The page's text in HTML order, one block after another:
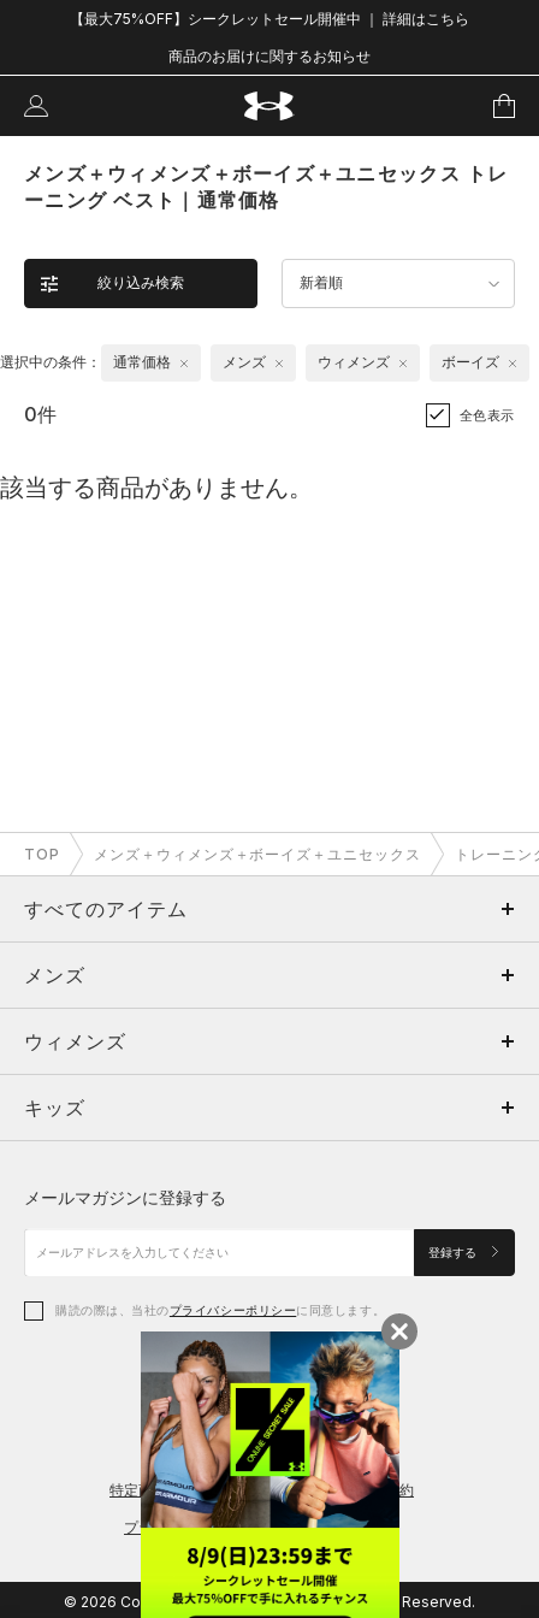
【最大75%OFF】シークレットセール開催中 ｜ 詳細はこちら
商品のお届けに関するお知らせ
メンズ＋ウィメンズ＋ボーイズ＋ユニセックス トレ
ーニング ベスト｜通常価格
絞り込み検索 新着順
選択中の条件： 通常価格 メンズ ウィメンズ ボーイズ
0件 全色表示
該当する商品がありません。
TOP メンズ＋ウィメンズ＋ボーイズ＋ユニセックス トレーニン
すべてのアイテム
メンズ
ウィメンズ
キッズ
アクセサリー
メンズ
トップス
ボトムス
アクセサリー
ウィメンズ
トップス
シューズ
アクセサリー
レギンス＆タイツ
キッズ
シューズ
メールマガジンに登録する
登録する
購読の際は、当社のプライバシーポリシーに同意します。
特定商取引法に基づく通販の表記 会員規約
プライバシーポリシー
© 2026 Copyright DOME Corporation. All Rights Reserved.